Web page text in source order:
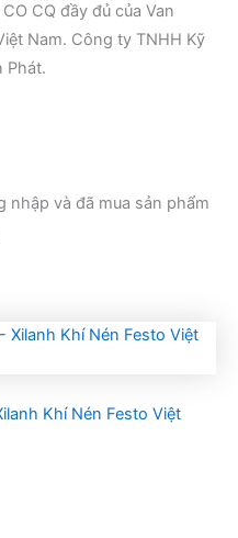
CQ đầy đủ của Van
Nam. Công ty TNHH Kỹ
Phát.
nhập và đã mua sản phẩm
Khí Nén Festo Việt